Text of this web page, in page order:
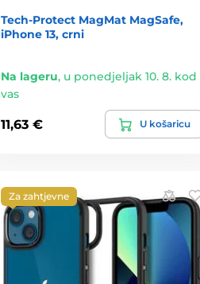
Tech-Protect MagMat MagSafe,
iPhone 13, crni
Na lageru, u ponedjeljak 10. 8. kod
vas
11,63 € U košaricu
Za zahtjevne